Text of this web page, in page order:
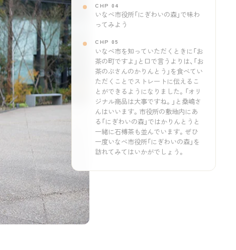
CHP 04
いなべ市役所「にぎわいの森」で味わ
ってみよう
CHP 05
いなべ市を知っていただくときに「お
茶の町ですよ」と口で言うよりは、「お
茶のぶさんのかりんとう」を食べてい
ただくことでストレートに伝えるこ
とができるようになりました。「オリ
ジナル商品は大事ですね。」と桑嶋さ
んはいいます。市役所の敷地内にあ
る「にぎわいの森」ではかりんとうと
一緒に石榑茶も並んでいます。ぜひ
一度いなべ市役所「にぎわいの森」を
訪れてみてはいかがでしょう。